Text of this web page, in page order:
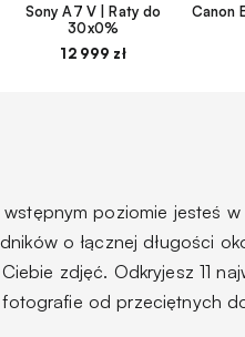
Sony A7 V | Raty do
30x0%
12 999 zł
Canon
poziomie jesteś
o łącznej długości
zdjęć. Odkryjesz 11
od przeciętnych